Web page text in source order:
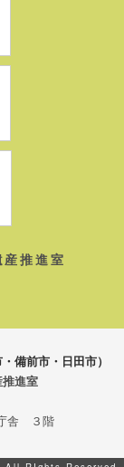
推進室
備前市・日田市）
進室
舎 ３階